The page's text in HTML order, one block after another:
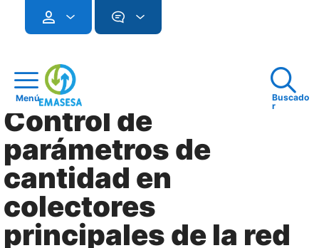
Menú
Buscado
r
Control de
parámetros de
cantidad en
colectores
principales de la red